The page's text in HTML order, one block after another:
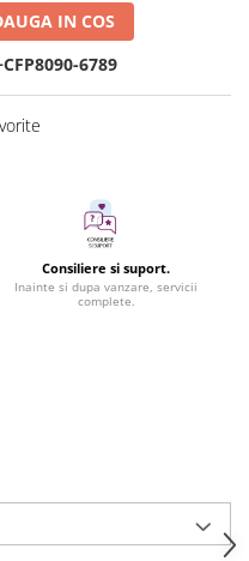
IN COS
6789
Consiliere si suport.
Inainte si dupa vanzare, servicii
complete.